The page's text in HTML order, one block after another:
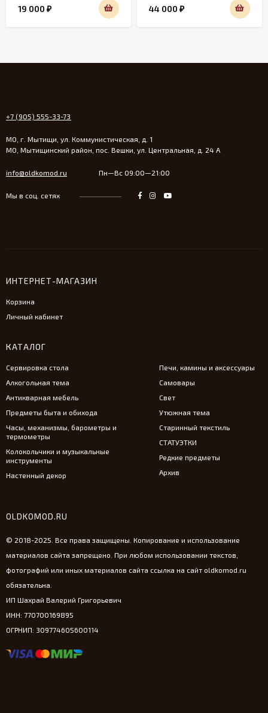
19 000 ₽ 44 000 ₽
+7 (905) 555-33-73
МО, г. Мытищи, ул. Коммунистическая, д. 1
МО, Мытищинский район, пос. Вешки, ул. Центральная, д. 24 А
info@oldkomod.ru Пн—Вс 09:00—21:00
Мы в соц. сетях
ИНТЕРНЕТ-МАГАЗИН
Корзина
Личный кабинет
КАТАЛОГ
Сервировка стола
Алкогольная тема
Антикварная мебель
Предметы быта и обихода
Часы, механизмы, барометры и
термометры
Колокольчики и музыкальные
инструменты
Настенный декор
Печи, камины и аксессуары
Самовары
Свет
Утюжная тема
Старинный текстиль
СТАТУЭТКИ
Редкие предметы
Архив
OLDKOMOD.RU
© 2018-2025. Все права защищены. Копирование и использование
материалов сайта запрещено. При любом использовании текстов,
фотографий или иных материалов сайта ссылка на сайт oldkomod.ru
обязательна.
ИП Шахрай Валерий Григорьевич
ИНН: 770700169895
ОГРНИП: 309774605600114